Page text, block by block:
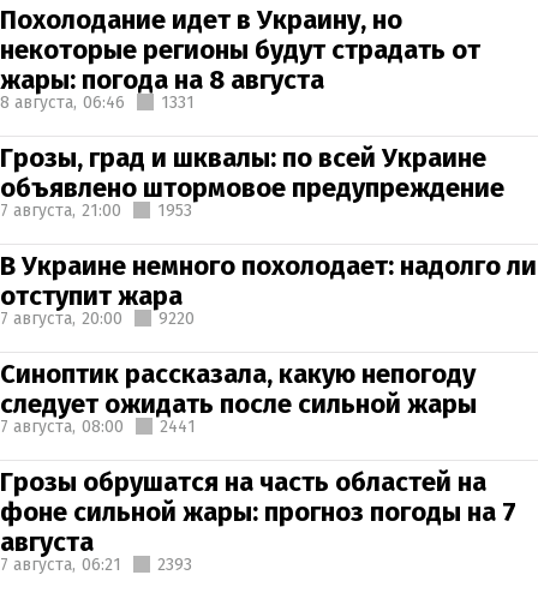
Похолодание идет в Украину, но
некоторые регионы будут страдать от
жары: погода на 8 августа
8 августа, 06:46 1331
Грозы, град и шквалы: по всей Украине
объявлено штормовое предупреждение
7 августа, 21:00 1953
В Украине немного похолодает: надолго ли
отступит жара
7 августа, 20:00 9220
Синоптик рассказала, какую непогоду
следует ожидать после сильной жары
7 августа, 08:00 2441
Грозы обрушатся на часть областей на
фоне сильной жары: прогноз погоды на 7
августа
7 августа, 06:21 2393